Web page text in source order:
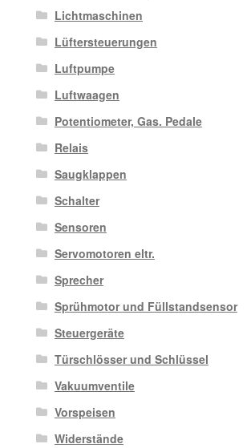
Lichtmaschinen
Lüftersteuerungen
Luftpumpe
Luftwaagen
Potentiometer, Gas. Pedale
Relais
Saugklappen
Schalter
Sensoren
Servomotoren eltr.
Sprecher
Sprühmotor und Füllstandsensor
Steuergeräte
Türschlösser und Schlüssel
Vakuumventile
Vorspeisen
Widerstände